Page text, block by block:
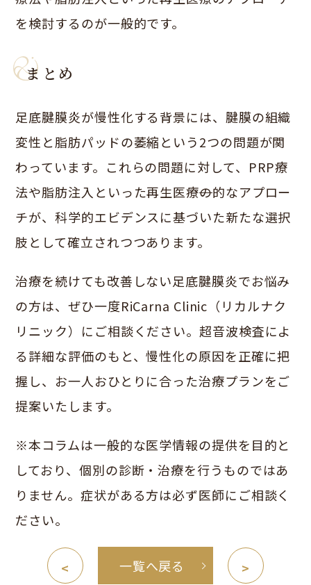
を検討するのが一般的です。
まとめ
足底腱膜炎が慢性化する背景には、腱膜の組織
変性と脂肪パッドの萎縮という2つの問題が関
わっています。これらの問題に対して、PRP療
法や脂肪注入といった再生医療の的なアプロー
チが、科学的エビデンスに基づいた新たな選択
肢として確立されつつあります。
治療を続けても改善しない足底腱膜炎でお悩み
の方は、ぜひ一度RiCarna Clinic（リカルナク
リニック）にご相談ください。超音波検査によ
る詳細な評価のもと、慢性化の原因を正確に把
握し、お一人おひとりに合った治療プランをご
提案いたします。
※本コラムは一般的な医学情報の提供を目的と
しており、個別の診断・治療を行うものではあ
りません。症状がある方は必ず医師にご相談く
ださい。
< 一覧へ戻る >